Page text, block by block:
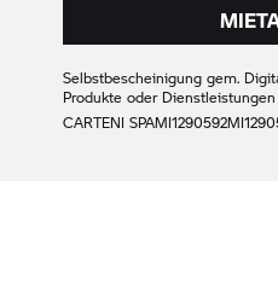
Selbstbescheinigung gem.
Produkte oder
CARTENI SPAMI1290592